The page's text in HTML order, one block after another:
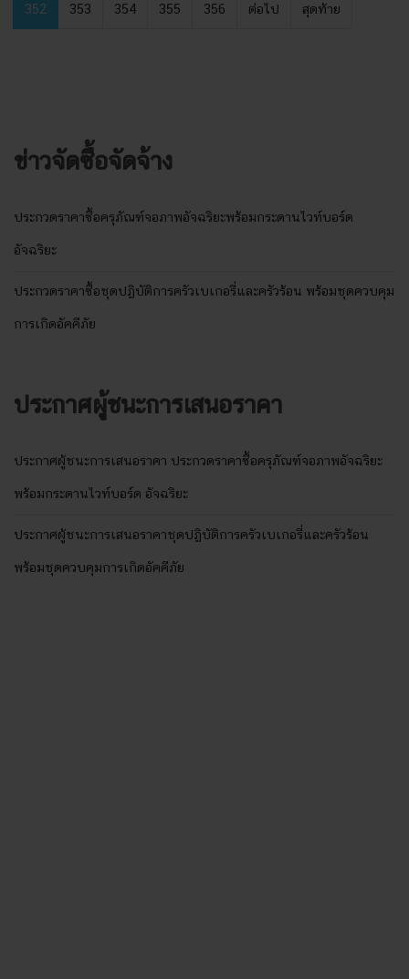
352 353 354 355 356 ต่อไป สุดท้าย
ข่าวจัดซื้อจัดจ้าง
ประกวดราคาซื้อครุภัณฑ์จอภาพอัจฉริยะพร้อมกระดานไวท์บอร์ด
อัจฉริยะ
ประกวดราคาซื้อชุดปฏิบัติการครัวเบเกอรี่และครัวร้อน พร้อมชุดควบคุม
การเกิดอัคคีภัย
ประกาศผู้ชนะการเสนอราคา
ประกาศผู้ชนะการเสนอราคา ประกวดราคาซื้อครุภัณฑ์จอภาพอัจฉริยะ
พร้อมกระดานไวท์บอร์ด อัจฉริยะ
ประกาศผู้ชนะการเสนอราคาชุดปฏิบัติการครัวเบเกอรี่และครัวร้อน
พร้อมชุดควบคุมการเกิดอัคคีภัย